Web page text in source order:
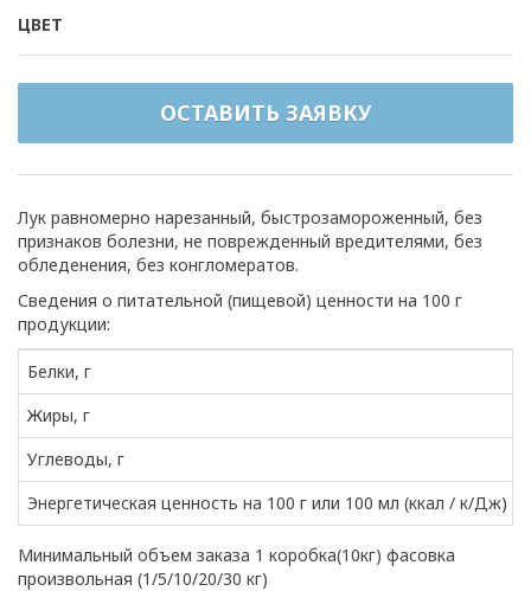
ЦВЕТ
ОСТАВИТЬ ЗАЯВКУ
Лук равномерно нарезанный, быстрозамороженный, без
признаков болезни, не поврежденный вредителями, без
обледенения, без конгломератов.
Сведения о питательной (пищевой) ценности на 100 г
продукции:
Белки, г
Жиры, г
Углеводы, г
Энергетическая ценность на 100 г или 100 мл (ккал / к/Дж)
Минимальный объем заказа 1 коробка(10кг) фасовка
произвольная (1/5/10/20/30 кг)